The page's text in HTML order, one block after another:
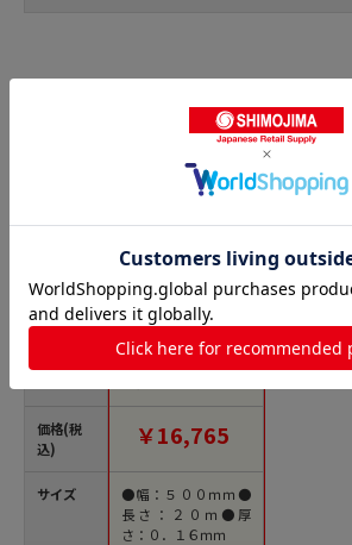
剥がせる両面テープの人気商品との比較
価格(税
込)
サイズ
トラスコ中山 日東 再
mm×20m ホワイト
【直送品】
￥16,765
●幅：５００ｍｍ●
長さ：２０ｍ●厚
さ：０．１６ｍｍ